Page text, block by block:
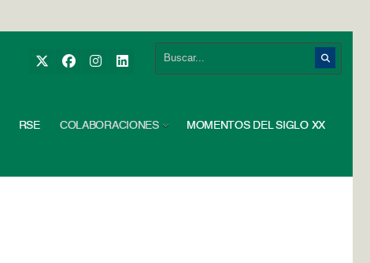
RSE COLABORACIONES MOMENTOS DEL SIGLO XX